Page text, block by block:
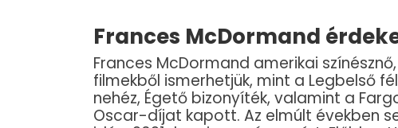
Frances McDormand
Frances McDormand amerikai
filmekből ismerhetjük, mint a Legbelső
nehéz, Égető bizonyíték, valamint a
Oscar-díjat kapott. Az elmúlt években